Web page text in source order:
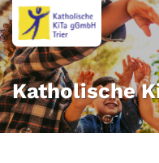
Zum Inhalt springen
Katholische